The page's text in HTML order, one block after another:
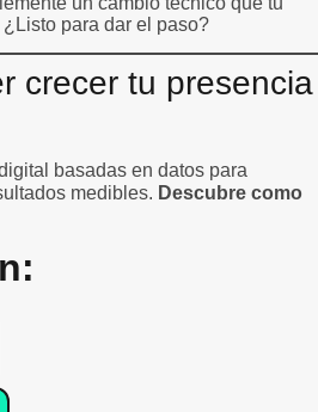
para dar el paso?
crecer tu presencia
basadas en datos para
medibles. Descubre como